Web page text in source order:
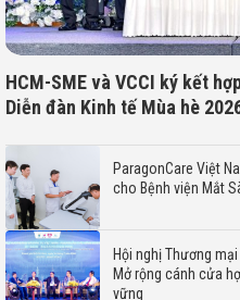
HCM-SME và VCCI ký kết
Diễn đàn Kinh tế Mùa hè
ParagonCare Việt
cho Bệnh viện Mắt
Hội nghị Thương
Mở rộng cánh cửa
vững